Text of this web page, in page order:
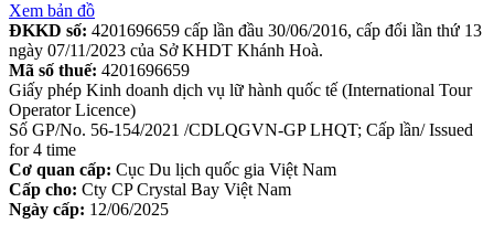
Xem bản đồ
ĐKKD số: 4201696659 cấp lần đầu 30/06/2016, cấp đổi lần thứ 13
ngày 07/11/2023 của Sở KHDT Khánh Hoà.
Mã số thuế: 4201696659
Giấy phép Kinh doanh dịch vụ lữ hành quốc tế (International Tour
Operator Licence)
Số GP/No. 56-154/2021 /CDLQGVN-GP LHQT; Cấp lần/ Issued
for 4 time
Cơ quan cấp: Cục Du lịch quốc gia Việt Nam
Cấp cho: Cty CP Crystal Bay Việt Nam
Ngày cấp: 12/06/2025